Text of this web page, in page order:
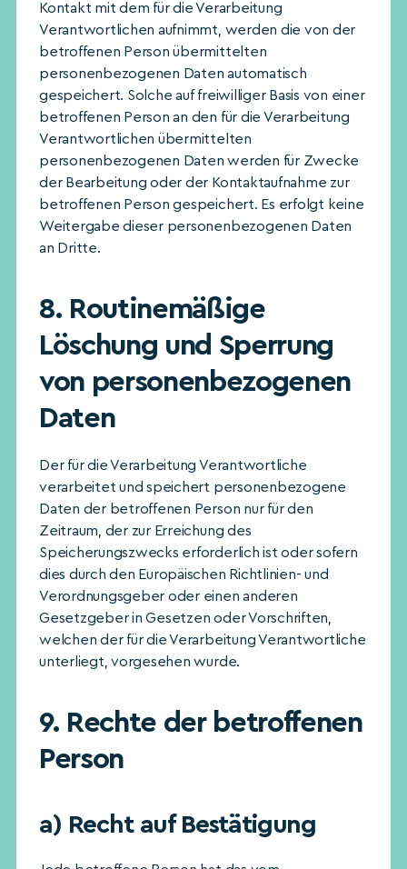
Kontakt mit dem für die Verarbeitung
Verantwortlichen aufnimmt, werden die von der
betroffenen Person übermittelten
personenbezogenen Daten automatisch
gespeichert. Solche auf freiwilliger Basis von einer
betroffenen Person an den für die Verarbeitung
Verantwortlichen übermittelten
personenbezogenen Daten werden für Zwecke
der Bearbeitung oder der Kontaktaufnahme zur
betroffenen Person gespeichert. Es erfolgt keine
Weitergabe dieser personenbezogenen Daten
an Dritte.
8. Routinemäßige
Löschung und Sperrung
von personenbezogenen
Daten
Der für die Verarbeitung Verantwortliche
verarbeitet und speichert personenbezogene
Daten der betroffenen Person nur für den
Zeitraum, der zur Erreichung des
Speicherungszwecks erforderlich ist oder sofern
dies durch den Europäischen Richtlinien- und
Verordnungsgeber oder einen anderen
Gesetzgeber in Gesetzen oder Vorschriften,
welchen der für die Verarbeitung Verantwortliche
unterliegt, vorgesehen wurde.
9. Rechte der betroffenen
Person
a) Recht auf Bestätigung